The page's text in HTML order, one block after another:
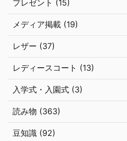
プレゼント (15)
メディア掲載 (19)
レザー (37)
レディースコート (13)
入学式・入園式 (3)
読み物 (363)
豆知識 (92)